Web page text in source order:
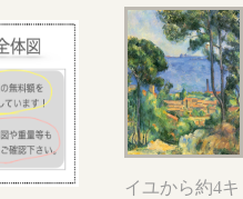
イユから約4